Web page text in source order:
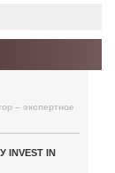
– экспертное
IN